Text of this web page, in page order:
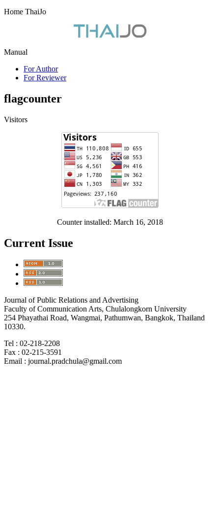
Home ThaiJo
Manual
For Author
For Reviewer
flagcounter
Visitors
Counter installed: March 16, 2018
Current Issue
Journal of Public Relations and Advertising
Faculty of Communication Arts, Chulalongkorn University
254 Phayathai Road, Wangmai, Pathumwan, Bangkok, Thailand
10330.
Tel : 02-218-2208
Fax : 02-215-3591
Email : journal.pradchula@gmail.com